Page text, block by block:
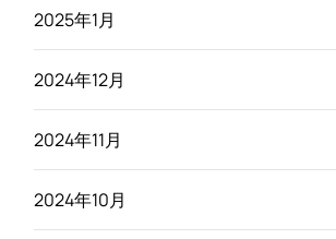
2025年1月
2024年12月
2024年11月
2024年10月